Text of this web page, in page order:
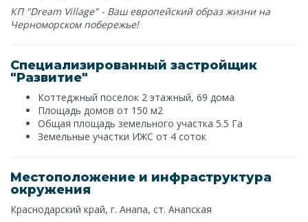
КП "Dream Village" - Ваш европейский образ жизни на
Черноморском побережье!
Специализированный застройщик
"Развитие"
Коттеджный поселок 2 этажный, 69 дома
Площадь домов от 150 м2
Общая площадь земельного участка 5.5 Га
Земельные участки ИЖС от 4 соток
Местоположение и инфраструктура
окружения
Краснодарский край, г. Анапа, ст. Анапская